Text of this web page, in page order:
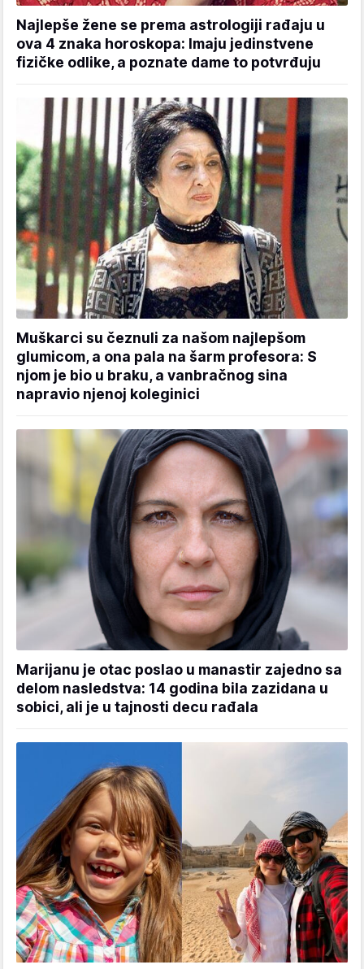
Najlepše žene se prema astrologiji rađaju u
ova 4 znaka horoskopa: Imaju jedinstvene
fizičke odlike, a poznate dame to potvrđuju
Muškarci su čeznuli za našom najlepšom
glumicom, a ona pala na šarm profesora: S
njom je bio u braku, a vanbračnog sina
napravio njenoj koleginici
Marijanu je otac poslao u manastir zajedno sa
delom nasledstva: 14 godina bila zazidana u
sobici, ali je u tajnosti decu rađala